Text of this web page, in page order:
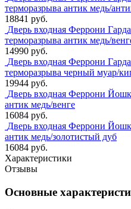
терморазрыва антик медь/
18841 руб.
Дверь входная Феррони
терморазрыва антик медь/
14990 руб.
Дверь входная Феррони
терморазрыва черный муар/
19944 руб.
Дверь входная Феррони
антик медь/венге
16084 руб.
Дверь входная Феррони
антик медь/золотистый дуб
16084 руб.
Характеристики
Отзывы
Основные